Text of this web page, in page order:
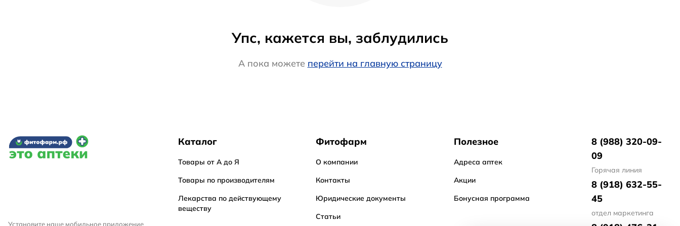
Упс, кажется вы, заблудились
А пока можете перейти на главную страницу
Установите наше мобильное приложение
Каталог
Товары от А до Я
Товары по производителям
Лекарства по действующему
веществу
Фитофарм
О компании
Контакты
Юридические документы
Статьи
Полезное
Адреса аптек
Акции
Бонусная программа
8 (988) 320-09-
09
Горячая линия
8 (918) 632-55-
45
отдел маркетинга